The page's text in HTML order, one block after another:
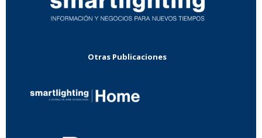
Otras Publicaciones